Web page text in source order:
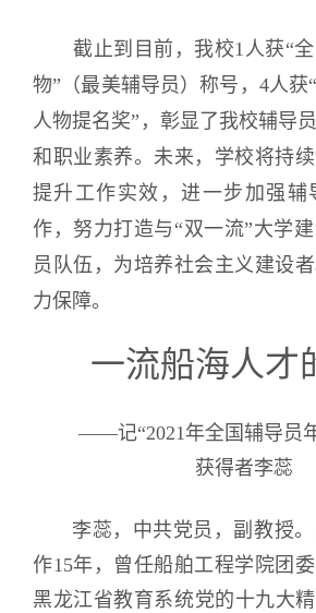
截止到目前，我校1人获“
物”（最美辅导员）称号，4人获
人物提名奖”，彰显了我校辅导
和职业素养。未来，学校将持续
提升工作实效，进一步加强辅
作，努力打造与“双一流”大学
员队伍，为培养社会主义建设
力保障。
一流船海人才
——记“2021年全国辅导员
获得者李蕊
李蕊，中共党员，副教授
作15年，曾任船舶工程学院团委
黑龙江省教育系统党的十九大